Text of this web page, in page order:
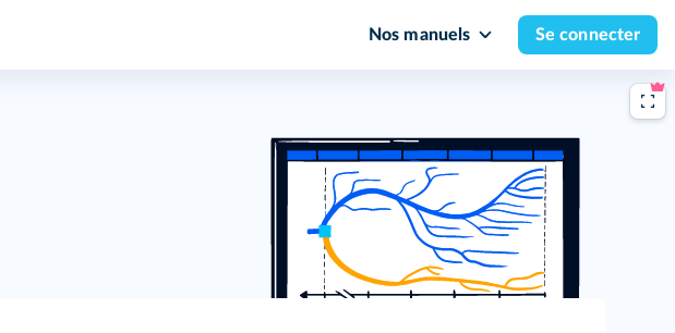
Nos manuels Se connecter